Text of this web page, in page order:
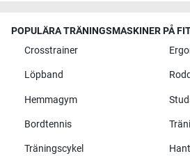
POPULÄRA TRÄNINGSMASKINER PÅ
Crosstrainer
Löpband
Hemmagym
Bordtennis
Träningscykel